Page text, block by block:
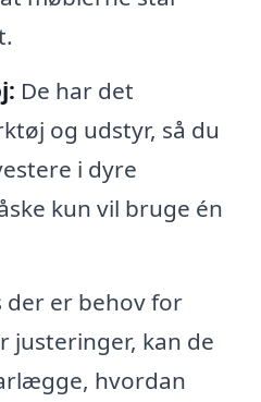
De har det
og udstyr, så du
i dyre
kun vil bruge én
der er behov for
justeringer, kan de
hvordan